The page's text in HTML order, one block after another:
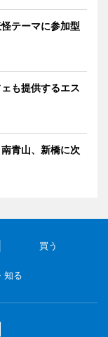
テーマに参加型
も提供するエス
青山、新橋に次
買う
知る